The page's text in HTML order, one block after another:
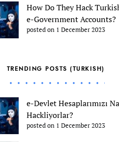
How Do They Hack
e-Government Accounts?
posted on 1 December 2023
TRENDING POSTS (TURKISH)
e-Devlet Hesaplarımızı
Hackliyorlar?
posted on 1 December 2023